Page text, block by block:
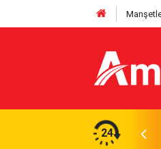
24
sezon mesaisi başlıyor